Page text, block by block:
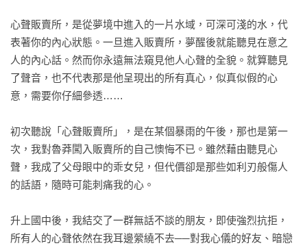
心聲販賣所，是從夢境中進入的一片水域，可深可淺的水，代
表著你的內心狀態。一旦進入販賣所，夢醒後就能聽見在意之
人的內心話。然而你永遠無法窺見他人心聲的全貌。就算聽見
了聲音，也不代表那是他呈現出的所有真心，似真似假的心
意，需要你仔細參透……
初次聽說「心聲販賣所」，是在某個暴雨的午後，那也是第一
次，我對魯莽闖入販賣所的自己懊悔不已。雖然藉由聽見心
聲，我成了父母眼中的乖女兒，但代價卻是那些如利刃般傷人
的話語，隨時可能刺痛我的心。
升上國中後，我結交了一群無話不談的朋友，即使強烈抗拒，
所有人的心聲依然在我耳邊縈繞不去──對我心儀的好友、暗戀